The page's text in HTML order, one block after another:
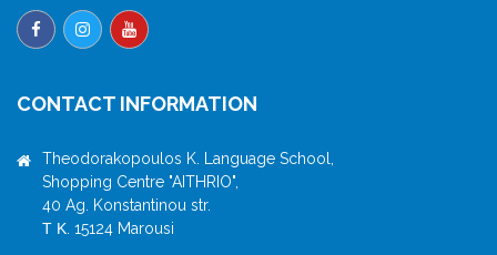
CONTACT INFORMATION
Theodorakopoulos K. Language School,
Shopping Centre "AITHRIO",
40 Ag. Konstantinou str.
Τ Κ. 15124 Marousi